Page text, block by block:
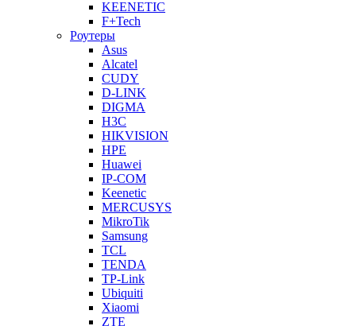
KEENETIC
F+Tech
Роутеры
Asus
Alcatel
CUDY
D-LINK
DIGMA
H3C
HIKVISION
HPE
Huawei
IP-COM
Keenetic
MERCUSYS
MikroTik
Samsung
TCL
TENDA
TP-Link
Ubiquiti
Xiaomi
ZTE